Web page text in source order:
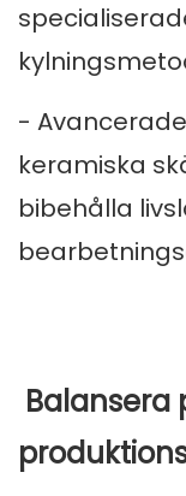
-
keramiska
bibehålla
Balansera